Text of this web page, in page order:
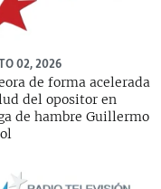
02, 2026
de forma acelerada
del opositor en
de hambre Guillermo